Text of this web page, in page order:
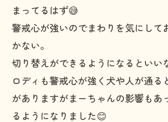
まってるはず😅
警戒心が強いのでまわりを気にして
かない。
切り替えができるようになるといい
ロディも警戒心が強く犬や人が通る
がありますがまーちゃんの影響もあ
るようになりました😊